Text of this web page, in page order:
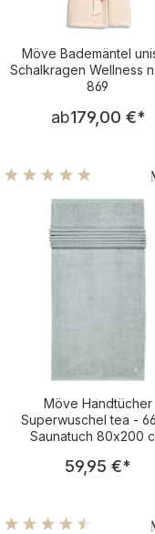
Möve Bademäntel
Schalkragen Wellness
869
ab179,00 €*
Durchschnittliche
Möve Handtücher
Superwuschel tea -
Saunatuch 80x200
59,95 €*